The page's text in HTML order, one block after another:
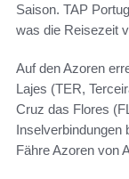
Saison. TAP
was die Reisezeit
Auf den Azoren
Lajes (TER,
Cruz das Flores
Inselverbindungen
Fähre Azoren von